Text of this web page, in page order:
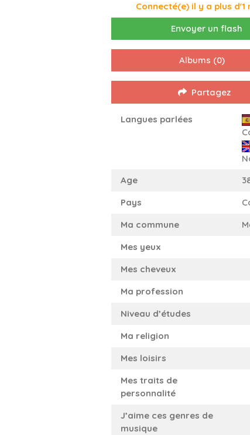
Connecté(e) il y a plus d'1
Envoyer un flash
Albums (0)
Partagez
Langues parlées
Age
Pays
Ma commune
Mes yeux
Mes cheveux
Ma profession
Niveau d’études
Ma religion
Mes loisirs
Mes traits de
personnalité
J’aime ces genres de
musique